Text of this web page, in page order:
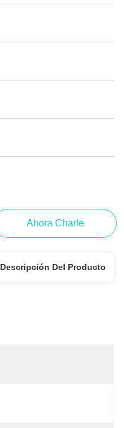
Ahora Charle
Descripción Del Producto